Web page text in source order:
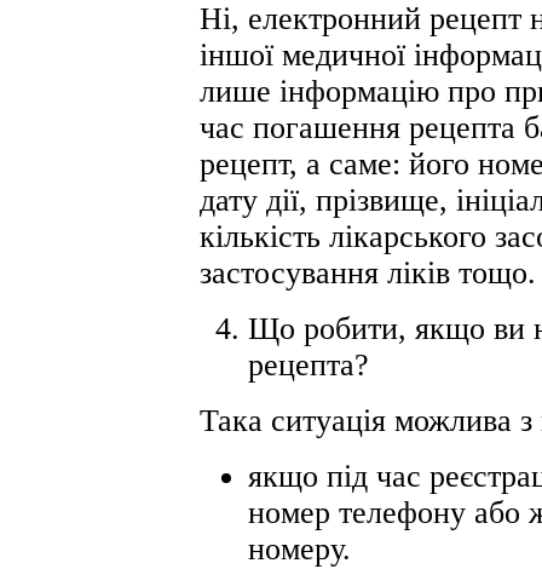
Ні, електронний рецепт
іншої медичної
лише інформацію про
час погашення рецепта
рецепт, а саме: його
дату дії, прізвище,
кількість лікарського
застосування ліків
Що робити, якщо ви
рецепта?
Така ситуація можлива
якщо під час
номер телефону або
номеру.